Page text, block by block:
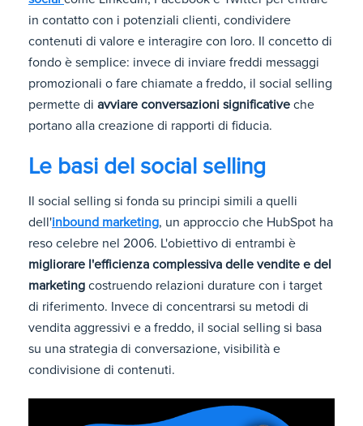
in contatto con i potenziali clienti, condividere
contenuti di valore e interagire con loro. Il concetto di
fondo è semplice: invece di inviare freddi messaggi
promozionali o fare chiamate a freddo, il social selling
permette di avviare conversazioni significative che
portano alla creazione di rapporti di fiducia.
Le basi del social selling
Il social selling si fonda su principi simili a quelli
dell'inbound marketing, un approccio che HubSpot ha
reso celebre nel 2006. L'obiettivo di entrambi è
migliorare l'efficienza complessiva delle vendite e del
marketing costruendo relazioni durature con i target
di riferimento. Invece di concentrarsi su metodi di
vendita aggressivi e a freddo, il social selling si basa
su una strategia di conversazione, visibilità e
condivisione di contenuti.